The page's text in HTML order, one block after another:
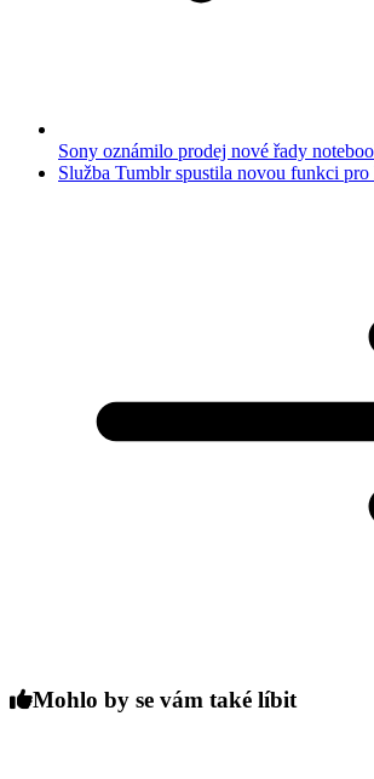
Sony oznámilo prodej nové řady
Služba Tumblr spustila novou funkci
Mohlo by se vám také líbit